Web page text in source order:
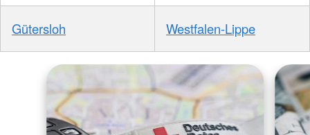
Gütersloh Westfalen-Lippe